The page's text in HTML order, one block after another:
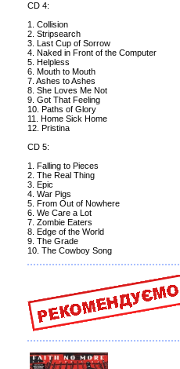
CD 4:
1. Collision
2. Stripsearch
3. Last Cup of Sorrow
4. Naked in Front of the Computer
5. Helpless
6. Mouth to Mouth
7. Ashes to Ashes
8. She Loves Me Not
9. Got That Feeling
10. Paths of Glory
11. Home Sick Home
12. Pristina
CD 5:
1. Falling to Pieces
2. The Real Thing
3. Epic
4. War Pigs
5. From Out of Nowhere
6. We Care a Lot
7. Zombie Eaters
8. Edge of the World
9. The Grade
10. The Cowboy Song